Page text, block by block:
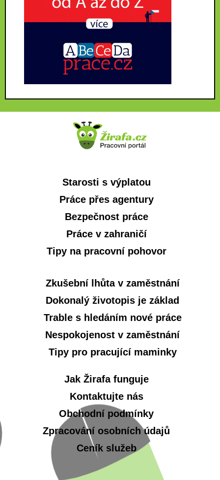
Starosti s výplatou
Práce přes agentury
Bezpečnost práce
Práce v zahraničí
Tipy na pracovní pohovor
Zkušební lhůta v zaměstnání
Dokonalý životopis je základ
Trable s hledáním nové práce
Nespokojenost v zaměstnání
Tipy pro pracující maminky
Jak Žirafa funguje
Kontaktujte nás
Obchodní podmínky
Zpracování osobních údajů
Ceník služeb